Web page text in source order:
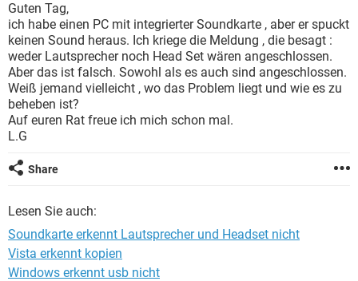
FACEBOOK
WHATSAPP TIKTOK
FACEBOOK HARDWARE
ANDROID
WINDOWS 10 INSTAGRAM
WHATSAPP TIKTOK
FACEBOOK HARDWARE
Guten Tag,
ich habe einen PC mit integrierter Soundkarte , aber er spuckt
keinen Sound heraus. Ich kriege die Meldung , die besagt :
weder Lautsprecher noch Head Set wären angeschlossen.
Aber das ist falsch. Sowohl als es auch sind angeschlossen.
Weiß jemand vielleicht , wo das Problem liegt und wie es zu
beheben ist?
Auf euren Rat freue ich mich schon mal.
L.G
Share
Lesen Sie auch:
Soundkarte erkennt Lautsprecher und Headset nicht
Vista erkennt kopien
Windows erkennt usb nicht